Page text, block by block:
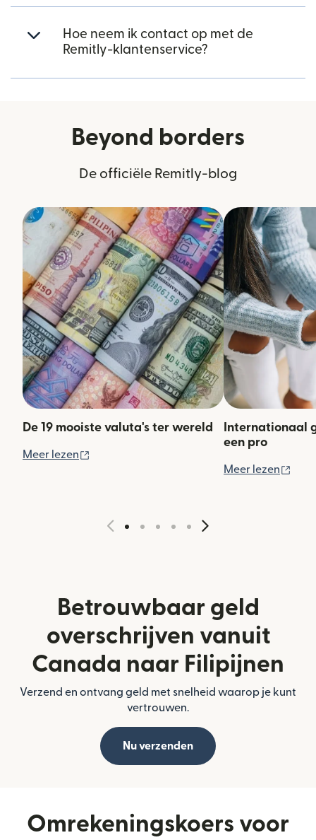
Hoe neem ik contact op met de
Remitly-klantenservice?
Beyond borders
De officiële Remitly-blog
De 19 mooiste valuta's ter wereld
Meer lezen
Internationaal
een pro
Meer lezen
Betrouwbaar geld
overschrijven vanuit
Canada naar Filipijnen
Verzend en ontvang geld met snelheid waarop je kunt
vertrouwen.
Nu verzenden
Omrekeningskoers voor